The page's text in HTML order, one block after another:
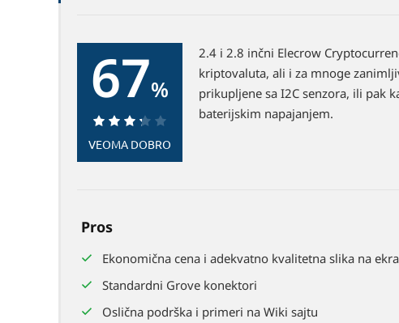
67%
67%
VEOMA DOBRO
2.4 i 2.8 inčni Elecrow
kriptovaluta, ali i za mnoge
prikupljene sa I2C senzora, ili pak
baterijskim napajanjem.
Pros
Ekonomična cena i adekvatno kvalitetna slika na
Standardni Grove konektori
Oslična podrška i primeri na Wiki sajtu